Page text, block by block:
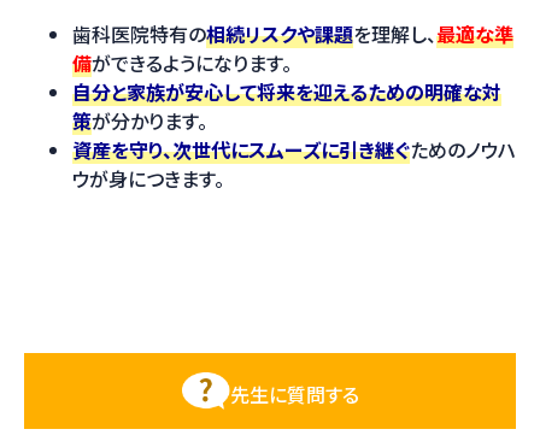
歯科医院特有の相続リスクや課題を理解し、最適な準
備ができるようになります。
自分と家族が安心して将来を迎えるための明確な対
策が分かります。
資産を守り、次世代にスムーズに引き継ぐためのノウハ
ウが身につきます。
先生に質問する